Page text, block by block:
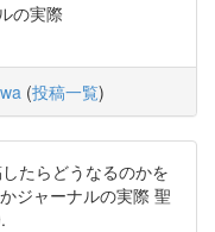
の実際
(投稿一覧)
たらどうなるのかを
ジャーナルの実際 聖